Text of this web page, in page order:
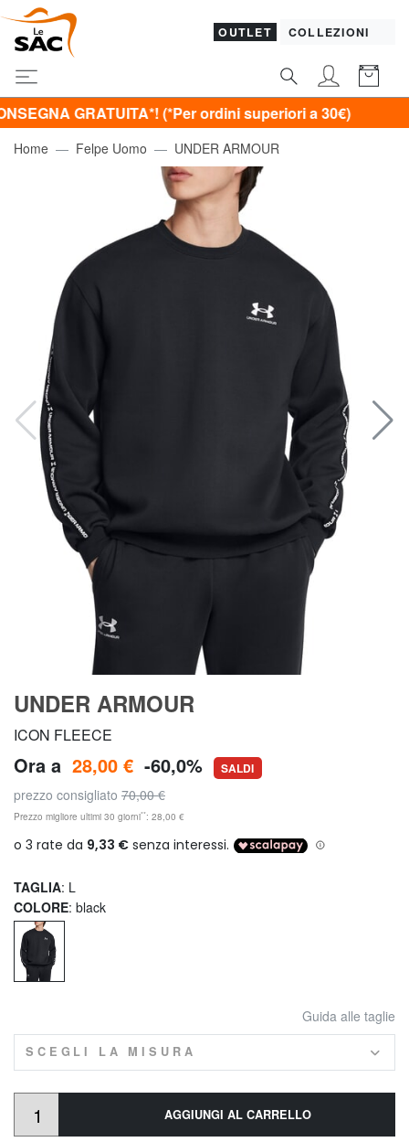
OUTLET COLLEZIONI
GRATUITA*! (*Per ordini superiori a 30€)
Home Felpe Uomo UNDER ARMOUR
UNDER ARMOUR
ICON FLEECE
Ora a 28,00 € -60,0% SALDI
prezzo consigliato 70,00 €
Prezzo migliore ultimi 30 giorni**: 28,00 €
TAGLIA: L
COLORE: black
Guida alle taglie
SCEGLI LA MISURA
AGGIUNGI AL CARRELLO